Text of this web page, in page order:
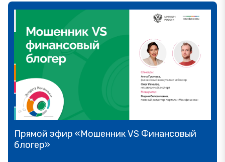
Прямой эфир «Мошенник VS Финансовый
блогер»